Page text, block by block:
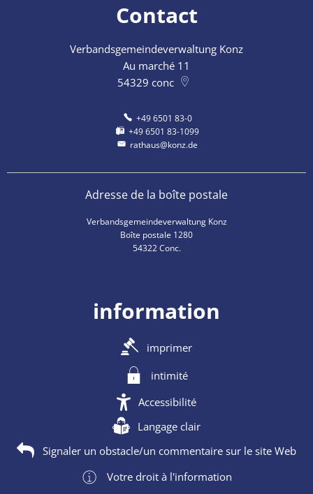
Contact
Verbandsgemeindeverwaltung Konz
Au marché 11
54329 conc
+49 6501 83-0
+49 6501 83-1099
rathaus@konz.de
Adresse de la boîte postale
Verbandsgemeindeverwaltung Konz
Boîte postale 1280
54322 Conc.
information
imprimer
intimité
Accessibilité
Langage clair
Signaler un obstacle/un commentaire sur le site Web
Votre droit à l'information